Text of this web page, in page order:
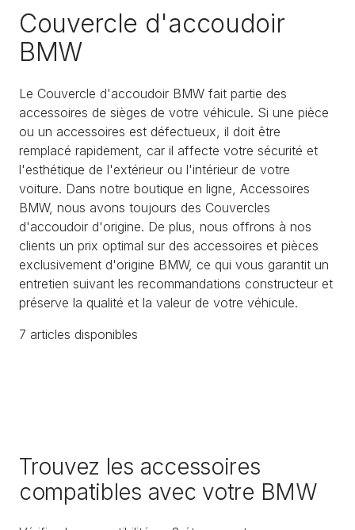
Couvercle d'accoudoir
BMW
Le Couvercle d'accoudoir BMW fait partie des
accessoires de sièges de votre véhicule. Si une pièce
ou un accessoires est défectueux, il doit être
remplacé rapidement, car il affecte votre sécurité et
l'esthétique de l'extérieur ou l'intérieur de votre
voiture. Dans notre boutique en ligne, Accessoires
BMW, nous avons toujours des Couvercles
d'accoudoir d'origine. De plus, nous offrons à nos
clients un prix optimal sur des accessoires et pièces
exclusivement d'origine BMW, ce qui vous garantit un
entretien suivant les recommandations constructeur et
préserve la qualité et la valeur de votre véhicule.
7 articles disponibles
Trouvez les accessoires
compatibles avec votre BMW